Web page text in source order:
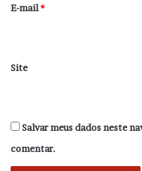
*
E-mail*
Site
Salvar meus dados neste
comentar.